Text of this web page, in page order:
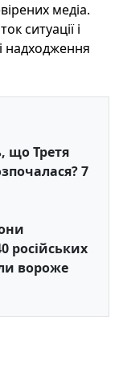
медіа.
ситуації і
надходження
що Третя
7
російських
вороже